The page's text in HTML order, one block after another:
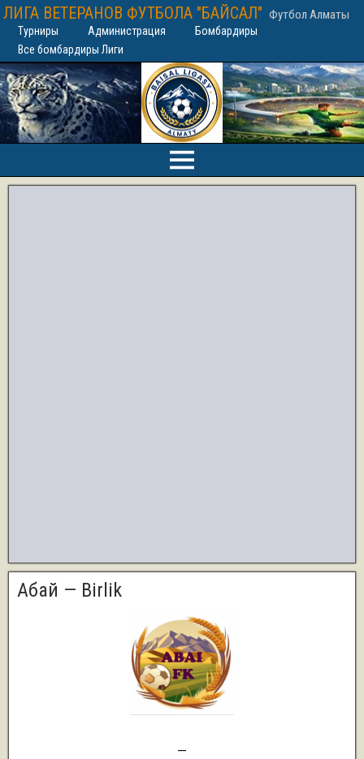
ЛИГА ВЕТЕРАНОВ ФУТБОЛА "БАЙСАЛ" Футбол Алматы
Турниры Администрация
Бомбардиры
Все бомбардиры Лиги
Абай — Birlik
—